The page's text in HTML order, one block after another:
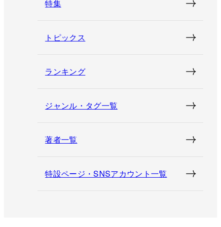
特集
トピックス
ランキング
ジャンル・タグ一覧
著者一覧
特設ページ・SNSアカウント一覧